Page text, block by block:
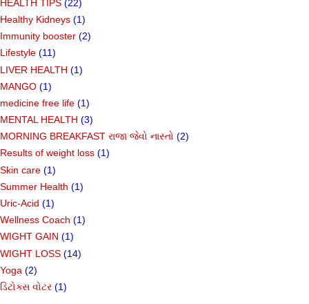
HEALTH TIPS (22)
Healthy Kidneys (1)
Immunity booster (2)
Lifestyle (11)
LIVER HEALTH (1)
MANGO (1)
medicine free life (1)
MENTAL HEALTH (3)
MORNING BREAKFAST રાજા જેવો નાસ્તો (2)
Results of weight loss (1)
Skin care (1)
Summer Health (1)
Uric-Acid (1)
Wellness Coach (1)
WIGHT GAIN (1)
WIGHT LOSS (14)
Yoga (2)
ડિટોક્સ વોટર (1)